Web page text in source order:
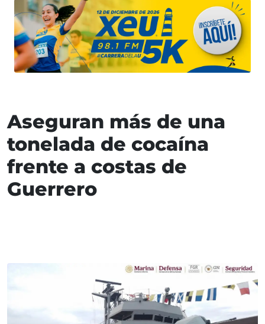
Aseguran más de una
tonelada de cocaína
frente a costas de
Guerrero